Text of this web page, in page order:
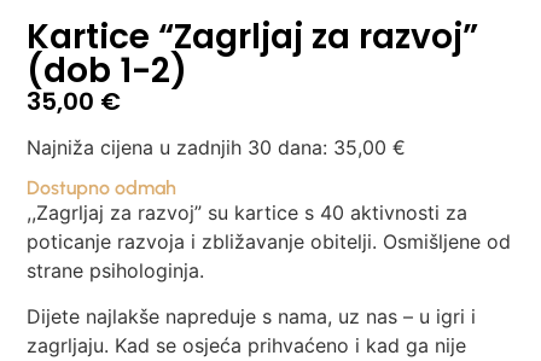
Kartice “Zagrljaj za razvoj”
(dob 1-2)
35,00 €
Najniža cijena u zadnjih 30 dana: 35,00€
Dostupno odmah
,,Zagrljaj za razvoj” su kartice s 40 aktivnosti za
poticanje razvoja i zbližavanje obitelji. Osmišljene od
strane psihologinja.
Dijete najlakše napreduje s nama, uz nas – u igri i
zagrljaju. Kad se osjeća prihvaćeno i kad ga nije